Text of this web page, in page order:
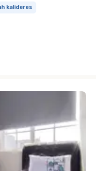
kalideres